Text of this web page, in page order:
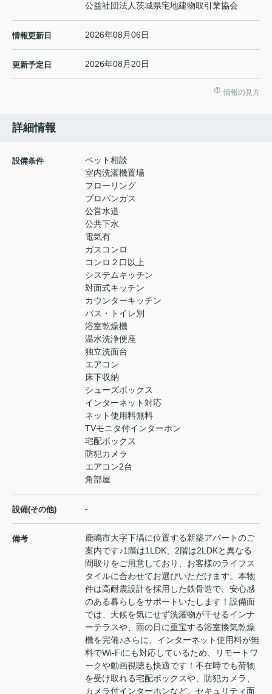
公益社団法人茨城県宅地建物取引業協会
情報更新日 2026年08月06日
更新予定日 2026年08月20日
情報の見方
詳細情報
設備条件
ペット相談
室内洗濯機置場
フローリング
プロパンガス
公営水道
公共下水
電気有
ガスコンロ
コンロ２口以上
システムキッチン
対面式キッチン
カウンターキッチン
バス・トイレ別
浴室乾燥機
温水洗浄便座
独立洗面台
エアコン
床下収納
シューズボックス
インターネット対応
ネット使用料無料
TVモニタ付インターホン
宅配ボックス
防犯カメラ
エアコン2台
角部屋
設備(その他) -
備考
鹿嶋市大字下塙に位置する新築アパートのご
案内です♪1階は1LDK、2階は2LDKと異なる
間取りをご用意しており、お客様のライフス
タイルに合わせてお選びいただけます。本物
件は高耐震設計を採用した鉄骨造で、安心感
のある暮らしをサポートいたします！設備面
では、天候を気にせず洗濯物が干せるインナ
ーテラスや、雨の日に重宝する浴室換気乾燥
機を完備♪さらに、インターネット使用料が無
料でWi-Fiにも対応しているため、リモートワ
ークや動画視聴も快適です！不在時でも荷物
を受け取れる宅配ボックスや、防犯カメラ、
カメラ付インターホンなど、セキュリティ面